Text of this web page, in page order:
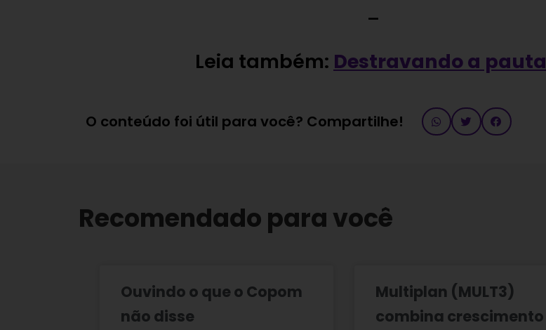
—
Leia também: Destravando a pauta
O conteúdo foi útil para você? Compartilhe!
Recomendado para você
Ouvindo o que o Copom
não disse
Multiplan (MULT3)
combina crescimento